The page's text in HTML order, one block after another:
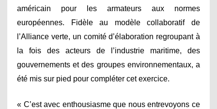
américain pour les armateurs aux normes
européennes. Fidèle au modèle collaboratif de
l’Alliance verte, un comité d’élaboration regroupant à
la fois des acteurs de l’industrie maritime, des
gouvernements et des groupes environnementaux, a
été mis sur pied pour compléter cet exercice.
« C’est avec enthousiasme que nous entrevoyons ce